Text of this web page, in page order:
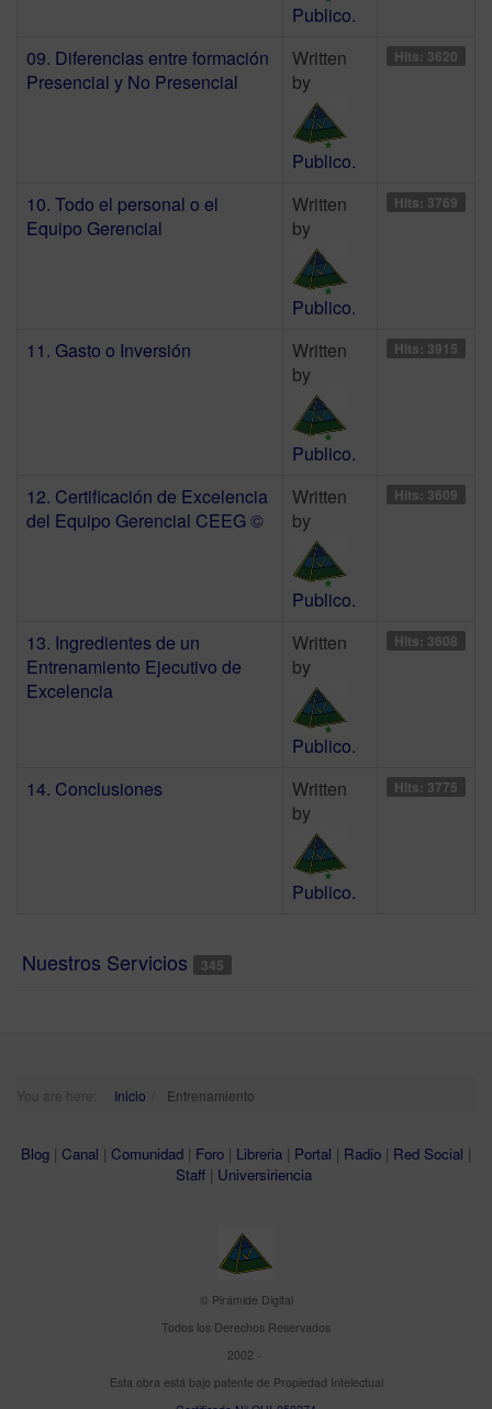
Publico.
09. Diferencias entre formación
Presencial y No Presencial
Written
by
Publico.
Hits: 3620
10. Todo el personal o el
Equipo Gerencial
Written
by
Publico.
Hits: 3769
11. Gasto o Inversión
Written
by
Publico.
Hits: 3915
12. Certificación de Excelencia
del Equipo Gerencial CEEG ©
Written
by
Publico.
Hits: 3609
13. Ingredientes de un
Entrenamiento Ejecutivo de
Excelencia
Written
by
Publico.
Hits: 3608
14. Conclusiones
Written
by
Publico.
Hits: 3775
Nuestros Servicios 345
You are here: Inicio Entrenamiento
Blog | Canal | Comunidad | Foro | Libreria | Portal | Radio | Red Social |
Staff | Universiriencia
© Pirámide Digital
Todos los Derechos Reservados
2002 -
Esta obra está bajo patente de Propiedad Intelectual